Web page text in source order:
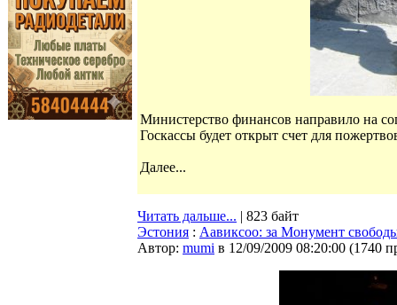
Министерство финансов направило на
Госкассы будет открыт счет для
Далее...
Читать дальше... | 823 байт
Эстония : Аавиксоо: за Монумент
Автор: mumi в 12/09/2009 08:20:00 (1740